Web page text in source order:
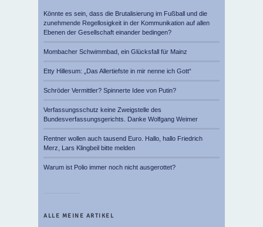
Könnte es sein, dass die Brutalisierung im Fußball und die
zunehmende Regellosigkeit in der Kommunikation auf allen
Ebenen der Gesellschaft einander bedingen?
Mombacher Schwimmbad, ein Glücksfall für Mainz
Etty Hillesum: „Das Allertiefste in mir nenne ich Gott“
Schröder Vermittler? Spinnerte Idee von Putin?
Verfassungsschutz keine Zweigstelle des
Bundesverfassungsgerichts. Danke Wolfgang Weimer
Rentner wollen auch tausend Euro. Hallo, hallo Friedrich
Merz, Lars Klingbeil bitte melden
Warum ist Polio immer noch nicht ausgerottet?
ALLE MEINE ARTIKEL